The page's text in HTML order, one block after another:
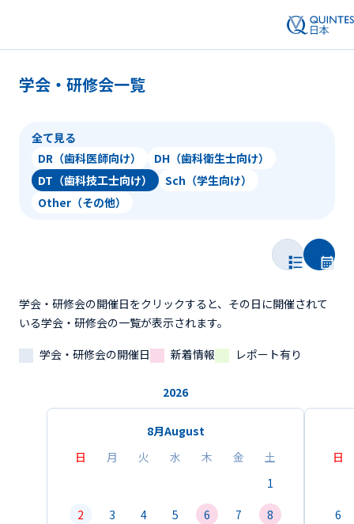
学会・研修会一覧
全て見る
DR（歯科医師向け）
DH（歯科衛生士向け）
DT（歯科技工士向け）
Sch（学生向け）
Other（その他）
学会・研修会の開催日をクリックすると、その日に開催されて
いる学会・研修会の一覧が表示されます。
学会・研修会の開催日
新着情報 レポート有り
2026
8月August
日
月 火 水 木 金
土
1
2
3 4 5 6 7
8
日
6